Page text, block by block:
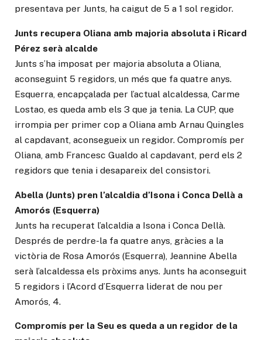
presentava per Junts, ha caigut de 5 a 1 sol regidor.
Junts recupera Oliana amb majoria absoluta i Ricard
Pérez serà alcalde
Junts s’ha imposat per majoria absoluta a Oliana,
aconseguint 5 regidors, un més que fa quatre anys.
Esquerra, encapçalada per l’actual alcaldessa, Carme
Lostao, es queda amb els 3 que ja tenia. La CUP, que
irrompia per primer cop a Oliana amb Arnau Quingles
al capdavant, aconsegueix un regidor. Compromís per
Oliana, amb Francesc Gualdo al capdavant, perd els 2
regidors que tenia i desapareix del consistori.
Abella (Junts) pren l’alcaldia d’Isona i Conca Dellà a
Amorós (Esquerra)
Junts ha recuperat l’alcaldia a Isona i Conca Dellà.
Després de perdre-la fa quatre anys, gràcies a la
victòria de Rosa Amorós (Esquerra), Jeannine Abella
serà l’alcaldessa els pròxims anys. Junts ha aconseguit
5 regidors i l’Acord d’Esquerra liderat de nou per
Amorós, 4.
Compromís per la Seu es queda a un regidor de la